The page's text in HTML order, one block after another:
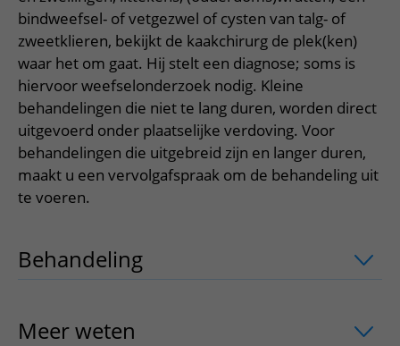
Onderzoeken en diagnostiek
Het Wilhelmina Kinderziekenhuis
Bloedprikken
Wachttijden
Bezoektijden
Wijzigen patiëntgegevens
Mijn UMC Utrecht patiëntportaal
Faciliteiten en voorzieningen
Bezoekregels
Kwaliteit en veiligheid
Route naar het ziekenhuis
Parkeren
Wegwijs in het ziekenhuis
Contact met polikliniek
Contact met verpleegafdeling
Het Wilhelmina Kinderziekenhuis
Teleconsult aanvragen
Diagnostiek aanvragen
Zorgverlenersportaal
Over UMC Utrecht
Research
Onderwijs
Werken bij het UMC Utrecht
bindweefsel- of vetgezwel of cysten van talg- of
zweetklieren, bekijkt de kaakchirurg de plek(ken)
waar het om gaat. Hij stelt een diagnose; soms is
hiervoor weefselonderzoek nodig. Kleine
behandelingen die niet te lang duren, worden direct
uitgevoerd onder plaatselijke verdoving. Voor
behandelingen die uitgebreid zijn en langer duren,
maakt u een vervolgafspraak om de behandeling uit
te voeren.
Behandeling uitklapper, klik om te
Meer weten uitklapper, klik om te